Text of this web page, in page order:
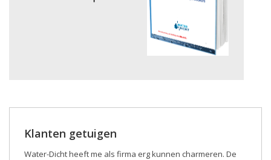
Klanten getuigen
Water-Dicht heeft me als firma erg kunnen charmeren. De